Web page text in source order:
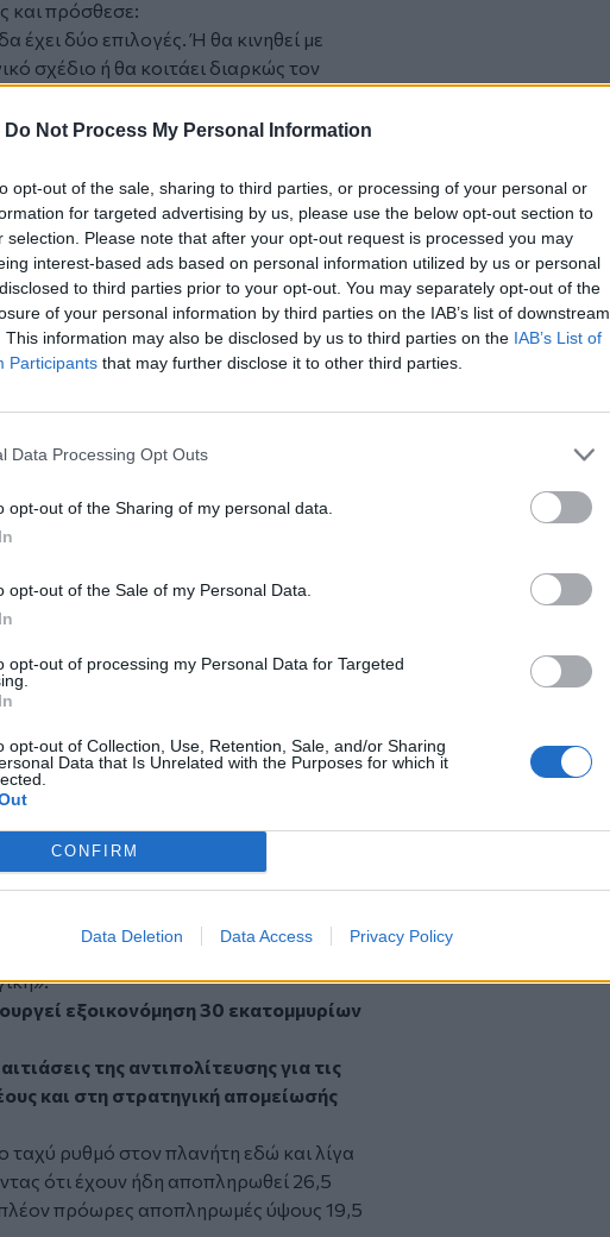
Do Not Process My Personal Information
opt-out of the sale, sharing to third parties, or processing of your personal or
for targeted advertising by us, please use the below opt-out section to
selection. Please note that after your opt-out request is processed you may
interest-based ads based on personal information utilized by us or personal
to third parties prior to your opt-out. You may separately opt-out of the
of your personal information by third parties on the IAB’s list of downstream
This information may also be disclosed by us to third parties on the IAB’s List of
Participants that may further disclose it to other third parties.
Data Processing Opt Outs
opt-out of the Sharing of my personal data.
opt-out of the Sale of my Personal Data.
opt-out of processing my Personal Data for Targeted
opt-out of Collection, Use, Retention, Sale, and/or Sharing
Data that Is Unrelated with the Purposes for which it
CONFIRM
Data Deletion Data Access Privacy Policy
και πρόσθεσε:
έχει δύο επιλογές. Ή θα κινηθεί με
σχέδιο ή θα κοιτάει διαρκώς τον
Η χώρα μας έχει πληρώσει
ως θέαμα, όχι ως ουσία. Δεν
Πρέπει να κλειδώσουμε όσα
μη αναστρέψιμα…. Σήμερα
χρόνια τις προϋποθέσεις για κάτι
ανάκαμψη που διεκδικούσαμε 7, 8, 10
πολύ μεγάλη συγκρότηση. Για
συζητάμε με όρους επιβίωσης.
προοπτικής».
περιβάλλον και στις
να σταθεί όρθια» και
υπήρχε σχέδιο, πυξίδα,
πολιτική βούληση να αλλάξουν
έως και αδύνατο να αλλάξουν».
Χτίζεται δύσκολα, χάνεται εύκολα»
στην Ευρώπη, μέσα σε ένα διεθνές
είτε την ανταγωνιστικότητα.
στην πρώτη γραμμή αυτή της
επειδή «για πρώτη φορά μετά
χώρα με αξιοπιστία» και πρόσθεσε:
αξιοπιστία είναι εθνικό κεφάλαιο.
οικονομία αδύναμη, δύσκολα μπορεί
αξιόπιστη άμυνα …. Η θέση της Ελλάδας
ακριβώς επειδή η οικονομία της
την αξιοπιστία της. Και
σταθερότητα, την
τη στρατηγική της θέση σε μία
εξοικονόμηση 30 εκατομμυρίων
της αντιπολίτευσης για τις
και στη στρατηγική απομείωσής
ταχύ ρυθμό στον πλανήτη εδώ και λίγα
ότι έχουν ήδη αποπληρωθεί 26,5
πρόωρες αποπληρωμές ύψους 19,5